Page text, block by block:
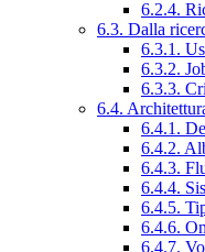
6.2.4.
6.3. Dalla
6.3.1.
6.3.2.
6.3.3.
6.4.
6.4.1.
6.4.2.
6.4.3.
6.4.4.
6.4.5.
6.4.6.
6.4.7.